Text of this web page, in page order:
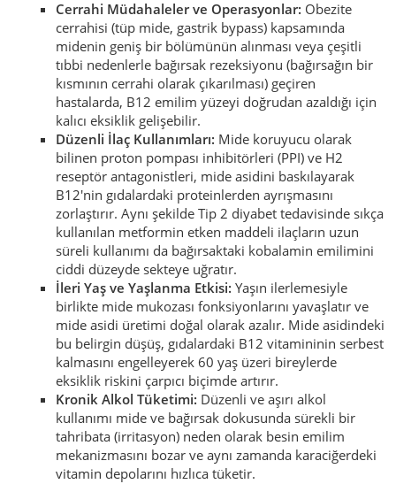
Cerrahi Müdahaleler ve Operasyonlar: Obezite
cerrahisi (tüp mide, gastrik bypass) kapsamında
midenin geniş bir bölümünün alınması veya çeşitli
tıbbi nedenlerle bağırsak rezeksiyonu (bağırsağın bir
kısmının cerrahi olarak çıkarılması) geçiren
hastalarda, B12 emilim yüzeyi doğrudan azaldığı için
kalıcı eksiklik gelişebilir.
Düzenli İlaç Kullanımları: Mide koruyucu olarak
bilinen proton pompası inhibitörleri (PPI) ve H2
reseptör antagonistleri, mide asidini baskılayarak
B12'nin gıdalardaki proteinlerden ayrışmasını
zorlaştırır. Aynı şekilde Tip 2 diyabet tedavisinde sıkça
kullanılan metformin etken maddeli ilaçların uzun
süreli kullanımı da bağırsaktaki kobalamin emilimini
ciddi düzeyde sekteye uğratır.
İleri Yaş ve Yaşlanma Etkisi: Yaşın ilerlemesiyle
birlikte mide mukozası fonksiyonlarını yavaşlatır ve
mide asidi üretimi doğal olarak azalır. Mide asidindeki
bu belirgin düşüş, gıdalardaki B12 vitamininin serbest
kalmasını engelleyerek 60 yaş üzeri bireylerde
eksiklik riskini çarpıcı biçimde artırır.
Kronik Alkol Tüketimi: Düzenli ve aşırı alkol
kullanımı mide ve bağırsak dokusunda sürekli bir
tahribata (irritasyon) neden olarak besin emilim
mekanizmasını bozar ve aynı zamanda karaciğerdeki
vitamin depolarını hızlıca tüketir.